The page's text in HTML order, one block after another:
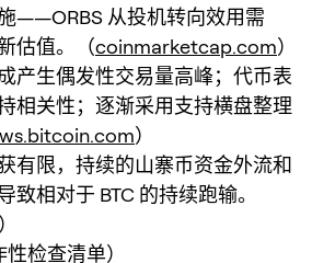
——ORBS 从投机转向效用需
估值。（coinmarketcap.com）
产生偶发性交易量高峰；代币表
相关性；逐渐采用支持横盘整理
）
有限，持续的山寨币资金外流和
致相对于 BTC 的持续跑输。
）
检查清单）